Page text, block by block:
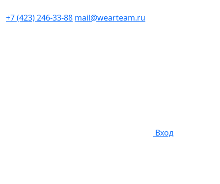
+7 (423) 246-33-88 mail@wearteam.ru
Вход